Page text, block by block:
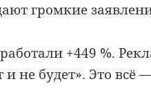
громкие
+449 %.
не будет». Это всё